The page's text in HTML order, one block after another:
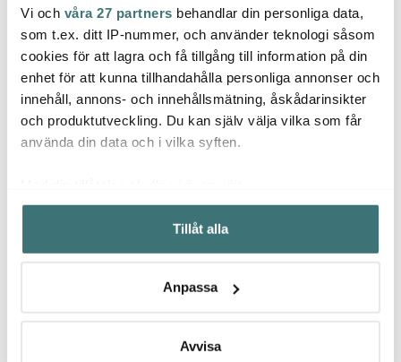
Vi och våra 27 partners behandlar din personliga data,
som t.ex. ditt IP-nummer, och använder teknologi såsom
cookies för att lagra och få tillgång till information på din
enhet för att kunna tillhandahålla personliga annonser och
innehåll, annons- och innehållsmätning, åskådarinsikter
och produktutveckling. Du kan själv välja vilka som får
använda din data och i vilka syften.
Samla in information om din geografiska plats som
kan ha en noggrannhet på upp till flera meter
Identifiera din enhet genom att aktivt skanna den för
Ta reda på mer om hur dina personliga uppgifter
Du kan ändra eller dra tillbaka ditt samtycke när som
Tillåt alla
Anpassa
Avvisa
Denby
Mugg 40 cl 2-pack
Ochre/Rust
515 kr 859 kr
I lager
Denby
Natural canvas
gjutjärnspanna 24 cm
creme
1355 kr 2259 kr
Få i lager
497
Låt dig inspireras av våra kunder